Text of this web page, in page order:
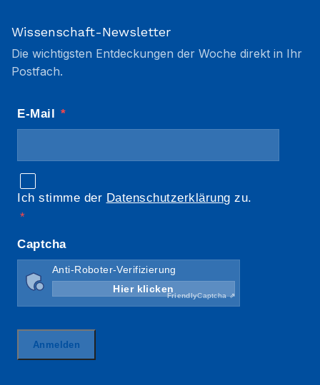
Wissenschaft-Newsletter
Die wichtigsten Entdeckungen der Woche direkt in Ihr
Postfach.